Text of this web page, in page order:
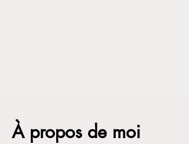
À propos de moi